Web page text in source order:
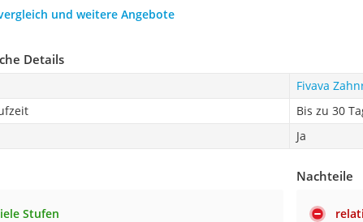
und weitere Angebote
Details
Fivava
Bis zu 30
Ja
Stufen
Nachteile